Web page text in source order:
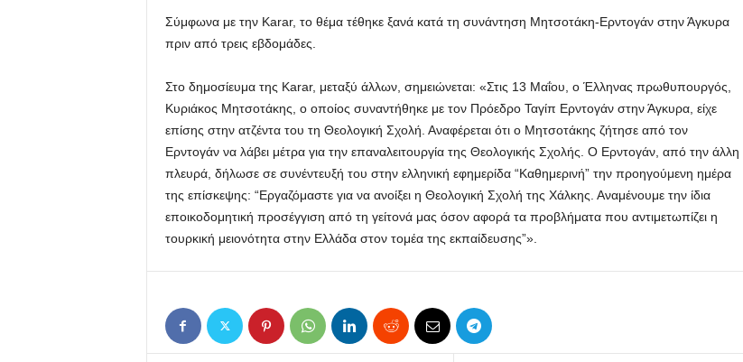
Σύμφωνα με την Karar, το θέμα τέθηκε ξανά κατά τη συνάντηση Μητσοτάκη-Ερντογάν στην Άγκυρα
πριν από τρεις εβδομάδες.
Στο δημοσίευμα της Karar, μεταξύ άλλων, σημειώνεται: «Στις 13 Μαΐου, ο Έλληνας πρωθυπουργός,
Κυριάκος Μητσοτάκης, ο οποίος συναντήθηκε με τον Πρόεδρο Ταγίπ Ερντογάν στην Άγκυρα, είχε
επίσης στην ατζέντα του τη Θεολογική Σχολή. Αναφέρεται ότι ο Μητσοτάκης ζήτησε από τον
Ερντογάν να λάβει μέτρα για την επαναλειτουργία της Θεολογικής Σχολής. Ο Ερντογάν, από την άλλη
πλευρά, δήλωσε σε συνέντευξή του στην ελληνική εφημερίδα “Καθημερινή” την προηγούμενη ημέρα
της επίσκεψης: “Εργαζόμαστε για να ανοίξει η Θεολογική Σχολή της Χάλκης. Αναμένουμε την ίδια
εποικοδομητική προσέγγιση από τη γείτονά μας όσον αφορά τα προβλήματα που αντιμετωπίζει η
τουρκική μειονότητα στην Ελλάδα στον τομέα της εκπαίδευσης”».